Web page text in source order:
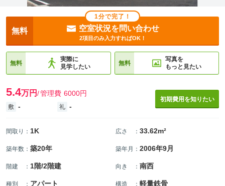
1分で完了！
無料 空室状況を問い合わせ
2項目のみ入力すればOK！
無料
実際に
見学したい
無料
写真を
もっと見たい
5.4万円 管理費 6000円
敷 - 礼 -
初期費用を知りたい
間取り ： 1K 広さ ： 33.62m²
築年数 ： 築20年 築年月 ： 2006年9月
階建 ： 1階/2階建 向き ： 南西
種別 ： アパート 構造 ： 軽量鉄骨